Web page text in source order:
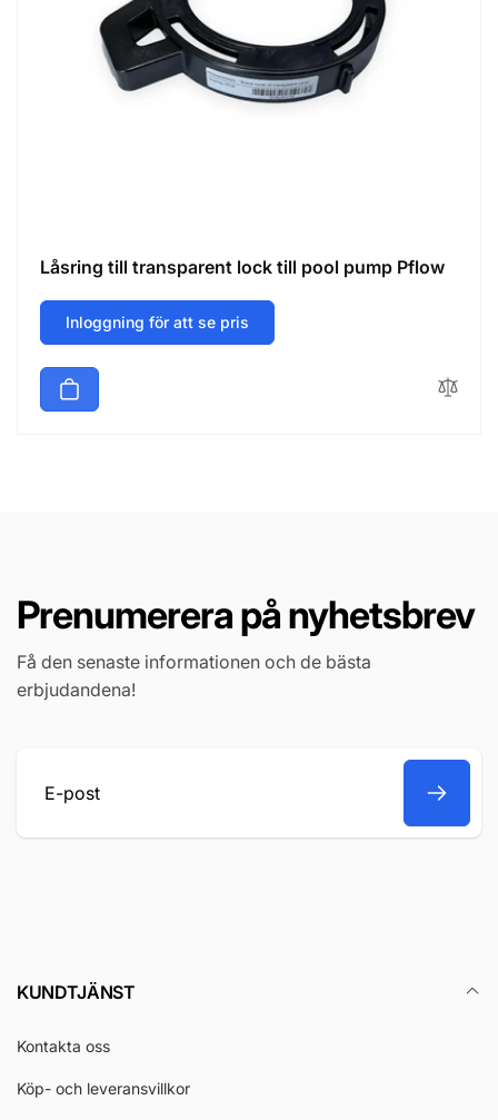
Låsring till transparent lock till pool pump Pflow
Inloggning för att se pris
Prenumerera på nyhetsbrev
Få den senaste informationen och de bästa
erbjudandena!
E-
KUNDTJÄNST
Kontakta oss
Köp- och leveransvillkor